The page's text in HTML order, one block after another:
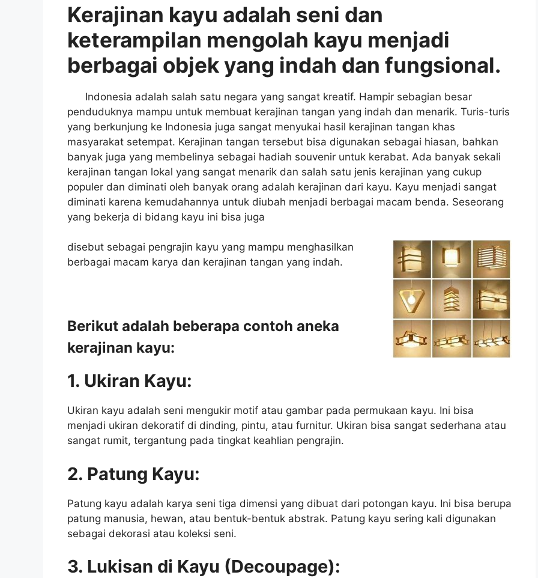
Kerajinan kayu adalah seni dan
keterampilan mengolah kayu menjadi
berbagai objek yang indah dan fungsional.
Indonesia adalah salah satu negara yang sangat kreatif. Hampir sebagian besar
penduduknya mampu untuk membuat kerajinan tangan yang indah dan menarik. Turis-turis
yang berkunjung ke Indonesia juga sangat menyukai hasil kerajinan tangan khas
masyarakat setempat. Kerajinan tangan tersebut bisa digunakan sebagai hiasan, bahkan
banyak juga yang membelinya sebagai hadiah souvenir untuk kerabat. Ada banyak sekali
kerajinan tangan lokal yang sangat menarik dan salah satu jenis kerajinan yang cukup
populer dan diminati oleh banyak orang adalah kerajinan dari kayu. Kayu menjadi sangat
diminati karena kemudahannya untuk diubah menjadi berbagai macam benda. Seseorang
yang bekerja di bidang kayu ini bisa juga
disebut sebagai pengrajin kayu yang mampu menghasilkan
berbagai macam karya dan kerajinan tangan yang indah.
Berikut adalah beberapa contoh aneka
kerajinan kayu:
1. Ukiran Kayu:
Ukiran kayu adalah seni mengukir motif atau gambar pada permukaan kayu. Ini bisa
menjadi ukiran dekoratif di dinding, pintu, atau furnitur. Ukiran bisa sangat sederhana atau
sangat rumit, tergantung pada tingkat keahlian pengrajin.
2. Patung Kayu:
Patung kayu adalah karya seni tiga dimensi yang dibuat dari potongan kayu. Ini bisa berupa
patung manusia, hewan, atau bentuk-bentuk abstrak. Patung kayu sering kali digunakan
sebagai dekorasi atau koleksi seni.
3. Lukisan di Kayu (Decoupage):